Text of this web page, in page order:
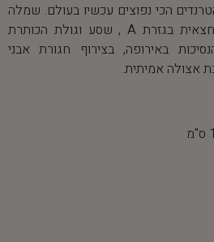
הכי נפוצים עכשיו בעולם. שמלה
בגזרת ריבוע קלאסית עם חצאית בגזרת A , שסע וגולת הכותרת
באירופה, בצירוף חגורת אבני
אצולה אמיתית.